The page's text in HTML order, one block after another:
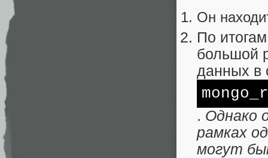
Он
По
большой
данных в
. Однако
рамках
могут